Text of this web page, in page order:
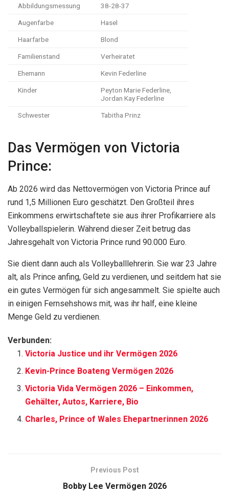
Abbildungsmessung 38-28-37
Augenfarbe Hasel
Haarfarbe Blond
Familienstand Verheiratet
Ehemann Kevin Federline
Kinder
Peyton Marie Federline,
Jordan Kay Federline
Schwester Tabitha Prinz
Das Vermögen von Victoria
Prince:
Ab 2026 wird das Nettovermögen von Victoria Prince auf
rund 1,5 Millionen Euro geschätzt. Den Großteil ihres
Einkommens erwirtschaftete sie aus ihrer Profikarriere als
Volleyballspielerin. Während dieser Zeit betrug das
Jahresgehalt von Victoria Prince rund 90.000 Euro.
Sie dient dann auch als Volleyballlehrerin. Sie war 23 Jahre
alt, als Prince anfing, Geld zu verdienen, und seitdem hat sie
ein gutes Vermögen für sich angesammelt. Sie spielte auch
in einigen Fernsehshows mit, was ihr half, eine kleine
Menge Geld zu verdienen.
Verbunden:
Victoria Justice und ihr Vermögen 2026
Kevin-Prince Boateng Vermögen 2026
Victoria Vida Vermögen 2026 – Einkommen,
Gehälter, Autos, Karriere, Bio
Charles, Prince of Wales Ehepartnerinnen 2026
Previous Post
Bobby Lee Vermögen 2026